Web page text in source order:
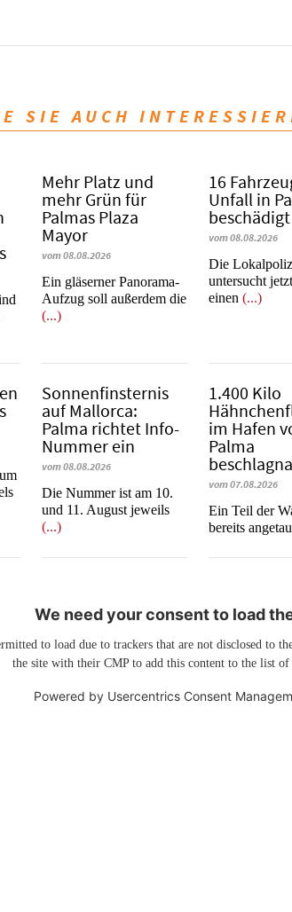
SIE AUCH
Mehr Platz und
mehr Grün für
Palmas Plaza
Mayor
vom 08.08.2026
Ein gläserner Panorama-
Aufzug soll außerdem die
(...)
16
Unfall in
beschädigt
vom 08.08.2026
Die
untersucht
einen(...)
Sonnenfinsternis
auf Mallorca:
Palma richtet Info-
Nummer ein
vom 08.08.2026
Die Nummer ist am 10.
und 11. August jeweils
(...)
1.400 Kilo
im Hafen
Palma
vom 07.08.2026
​​​​​​​Ein Teil der
bereits
We need your consent to load
to load due to trackers that are not disclosed to
the site with their CMP to add this content to the list of
Powered by Usercentrics Consent